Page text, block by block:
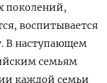
поколений,
воспитывается
В наступающем
семьям
каждой семьи